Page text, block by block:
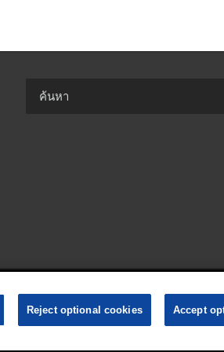
information) • นโยบายความเป็นส่วนตัว •
© ลิขสิทธิ์ 2003-2026 Exxon Mobil
Reject optional cookies Accept